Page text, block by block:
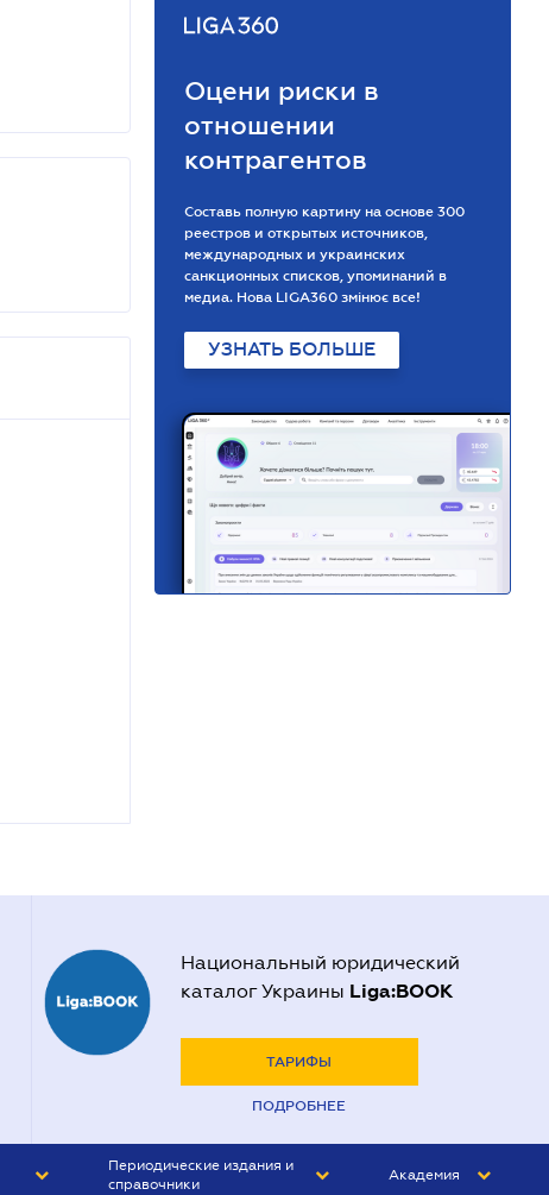
Оцени риски в
отношении
контрагентов
Составь полную картину на основе 300
реестров и открытых источников,
международных и украинских
санкционных списков, упоминаний в
медиа. Нова LIGA360 змінює все!
УЗНАТЬ БОЛЬШЕ
Национальный юридический
каталог Украины Liga:BOOK
ТАРИФЫ
ПОДРОБНЕЕ
Периодические издания и
справочники
Академия